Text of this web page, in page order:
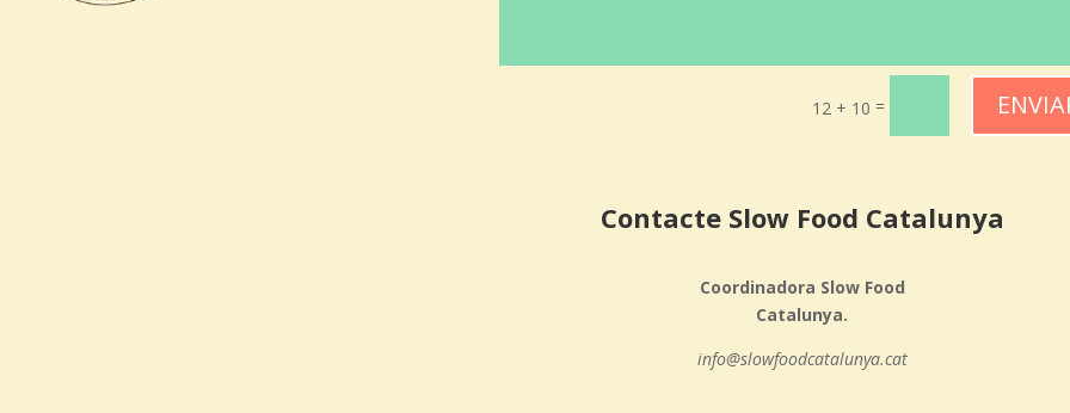
12 + 10 =
Contacte Slow Food Catalunya
Coordinadora Slow Food
Catalunya.
info@slowfoodcatalunya.cat